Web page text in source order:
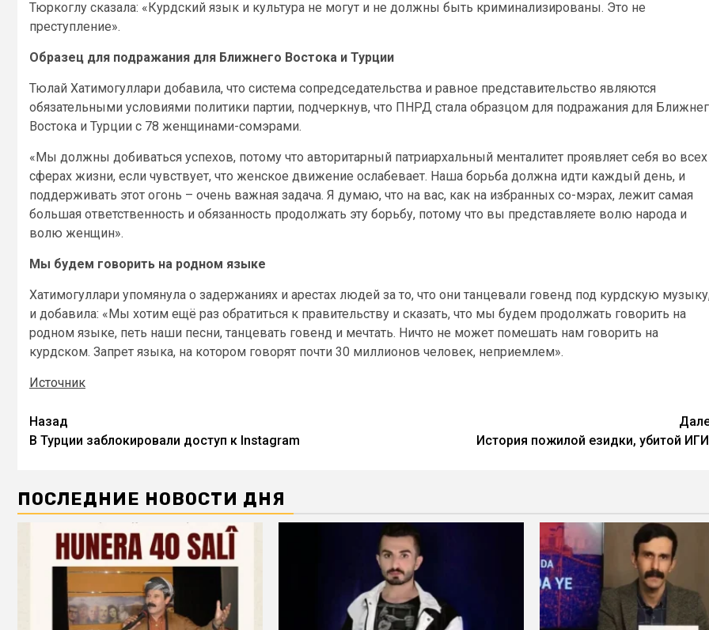
Тюркоглу сказала: «Курдский язык и культура не могут и не должны быть криминализированы. Это не
преступление».
Образец для подражания для Ближнего Востока и Турции
Тюлай Хатимогуллари добавила, что система сопредседательства и равное представительство являются
обязательными условиями политики партии, подчеркнув, что ПНРД стала образцом для подражания для
Востока и Турции с 78 женщинами-сомэрами.
«Мы должны добиваться успехов, потому что авторитарный патриархальный менталитет проявляет себя во всех
сферах жизни, если чувствует, что женское движение ослабевает. Наша борьба должна идти каждый день, и
поддерживать этот огонь – очень важная задача. Я думаю, что на вас, как на избранных со-мэрах, лежит самая
большая ответственность и обязанность продолжать эту борьбу, потому что вы представляете волю народа и
волю женщин».
Мы будем говорить на родном языке
Хатимогуллари упомянула о задержаниях и арестах людей за то, что они танцевали говенд под курдскую
и добавила: «Мы хотим ещё раз обратиться к правительству и сказать, что мы будем продолжать говорить на
родном языке, петь наши песни, танцевать говенд и мечтать. Ничто не может помешать нам говорить на
курдском. Запрет языка, на котором говорят почти 30 миллионов человек, неприемлем».
Источник
Назад
В Турции заблокировали доступ к Instagram
История пожилой езидки, убитой
ПОСЛЕДНИЕ НОВОСТИ ДНЯ